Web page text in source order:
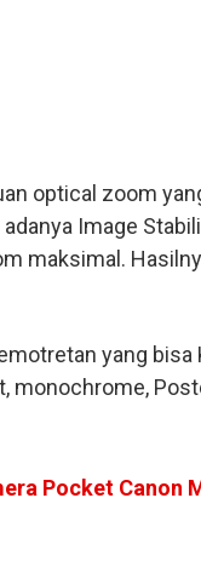
optical zoom
adanya Image
maksimal.
yang
monochrome,
Pocket Canon